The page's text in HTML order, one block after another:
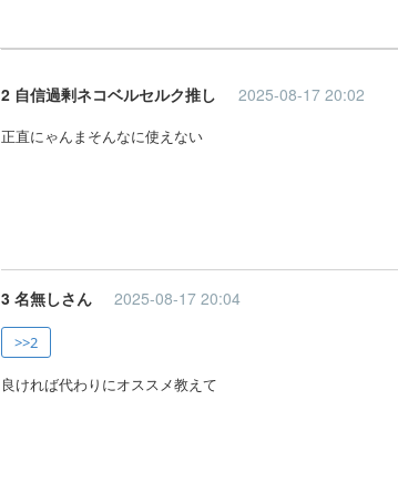
2 自信過剰ネコベルセルク推し 2025-08-17 20:02
正直にゃんまそんなに使えない
3 名無しさん 2025-08-17 20:04
>>2
良ければ代わりにオススメ教えて